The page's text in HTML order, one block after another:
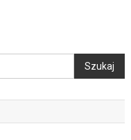
Szukaj